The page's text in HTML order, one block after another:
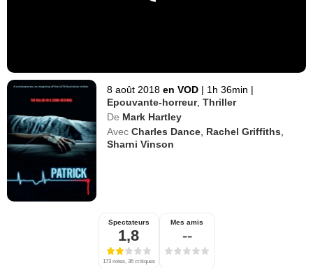
8 août 2018 en VOD | 1h 36min |
Epouvante-horreur,Thriller
De Mark Hartley
Avec Charles Dance Rachel Griffiths
Sharni Vinson
Spectateurs
1,8
173 notes, 36 critiques
Mes amis
--